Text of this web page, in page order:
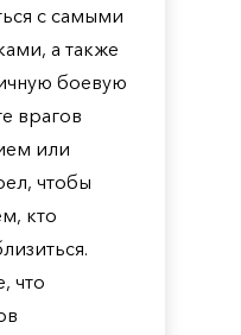
с самыми
а также
боевую
врагов
или
чтобы
кто
что